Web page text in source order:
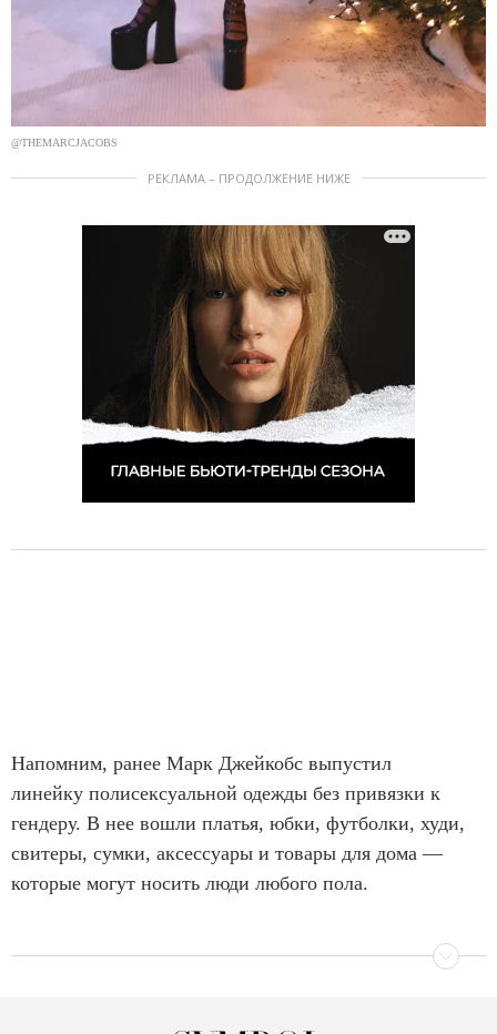
@THEMARCJACOBS
РЕКЛАМА – ПРОДОЛЖЕНИЕ НИЖЕ
Напомним, ранее Марк Джейкобс выпустил
линейку полисексуальной одежды без привязки к
гендеру. В нее вошли платья, юбки, футболки, худи,
свитеры, сумки, аксессуары и товары для дома —
которые могут носить люди любого пола.